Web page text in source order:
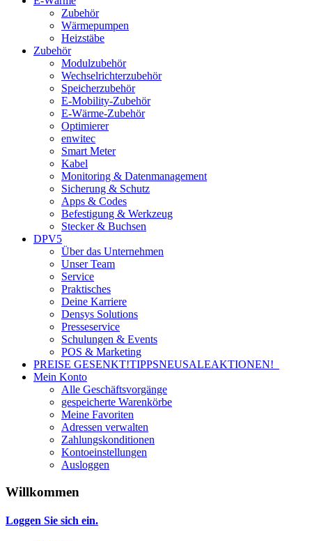
Zubehör
Wärmepumpen
Heizstäbe
Zubehör
Modulzubehör
Wechselrichterzubehör
Speicherzubehör
E-Mobility-Zubehör
E-Wärme-Zubehör
Optimierer
enwitec
Smart Meter
Kabel
Monitoring & Datenmanagement
Sicherung & Schutz
Apps & Codes
Befestigung & Werkzeug
Stecker & Buchsen
DPV5
Über das Unternehmen
Unser Team
Service
Praktisches
Deine Karriere
Densys Solutions
Presseservice
Schulungen & Events
POS & Marketing
PREISE GESENKT!TIPPSNEUSALEAKTIONEN!
Mein Konto
Alle Geschäftsvorgänge
gespeicherte Warenkörbe
Meine Favoriten
Adressen verwalten
Zahlungskonditionen
Kontoeinstellungen
Ausloggen
Willkommen
Loggen Sie sich ein.